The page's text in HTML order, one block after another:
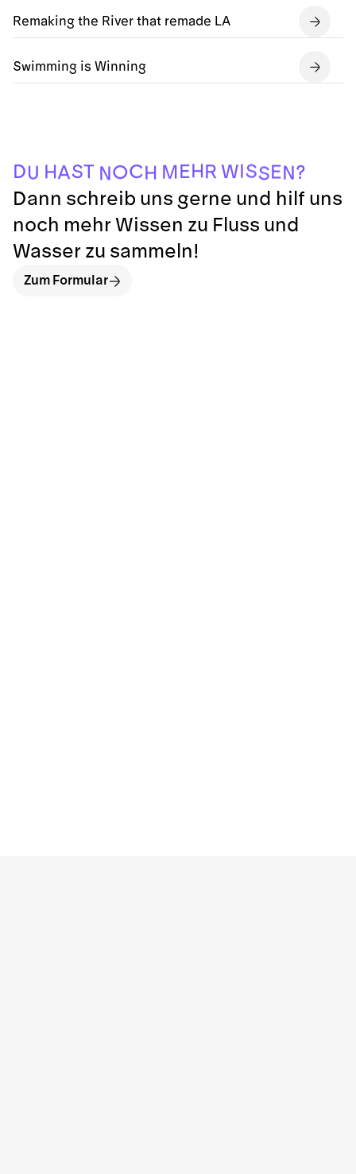
Remaking the River that remade LA
Swimming is Winning
DU HAS T NOCH M EHR WISSEN?
Dann schreib uns gerne und hilf uns
noch mehr Wissen zu Fluss und
Wasser zu sammeln!
Zum Formular